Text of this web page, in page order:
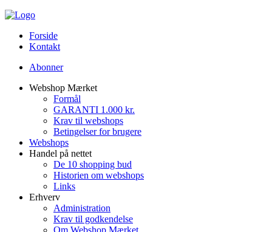
Forside
Kontakt
Abonner
Webshop Mærket
Formål
GARANTI 1.000 kr.
Krav til webshops
Betingelser for brugere
Webshops
Handel på nettet
De 10 shopping bud
Historien om webshops
Links
Erhverv
Administration
Krav til godkendelse
Om Webshop Mærket